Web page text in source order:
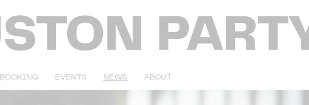
BOOKING EVENTS NEWS ABOUT